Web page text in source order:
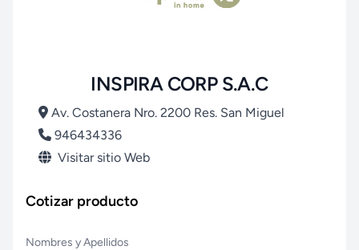
INSPIRA CORP S.A.C
Av. Costanera Nro. 2200 Res. San Miguel
946434336
Visitar sitio Web
Cotizar producto
Nombres y Apellidos